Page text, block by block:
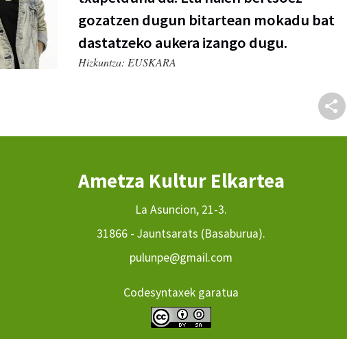
gozatzen dugun bitartean mokadu bat
dastatzeko aukera izango dugu.
Hizkuntza: EUSKARA
Ametza Kultur Elkartea
La Asuncion, 21-3.
31866 - Jauntsarats (Basaburua).
pulunpe@gmail.com
Codesyntaxek garatua